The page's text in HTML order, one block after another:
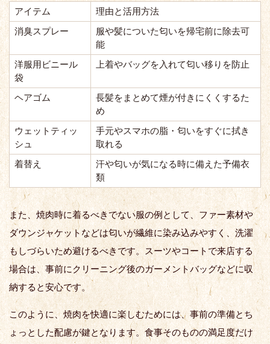
アイテム
理由と活用方法
消臭スプレー
服や髪についた匂いを帰宅前に除去可
能
洋服用ビニール
袋
上着やバッグを入れて匂い移りを防止
ヘアゴム
長髪をまとめて煙が付きにくくするた
め
ウェットティッ
シュ
手元やスマホの脂・匂いをすぐに拭き
取れる
着替え
汗や匂いが気になる時に備えた予備衣
類
また、焼肉時に着るべきでない服の例として、ファー素材や
ダウンジャケットなどは匂いが繊維に染み込みやすく、洗濯
もしづらいため避けるべきです。スーツやコートで来店する
場合は、事前にクリーニング後のガーメントバッグなどに収
納すると安心です。
このように、焼肉を快適に楽しむためには、事前の準備とち
ょっとした配慮が鍵となります。食事そのものの満足度だけ